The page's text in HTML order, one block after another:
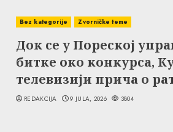
Bez kategorije Zvorničke teme
Док се у Пореској
битке око конкурса,
телевизији прича о
REDAKCIJA 9 JULA, 2026 3804